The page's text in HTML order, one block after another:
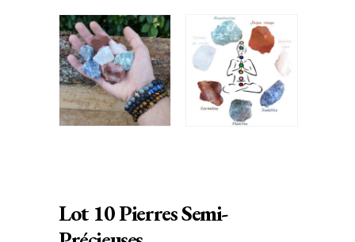
Lot 10 Pierres Semi-